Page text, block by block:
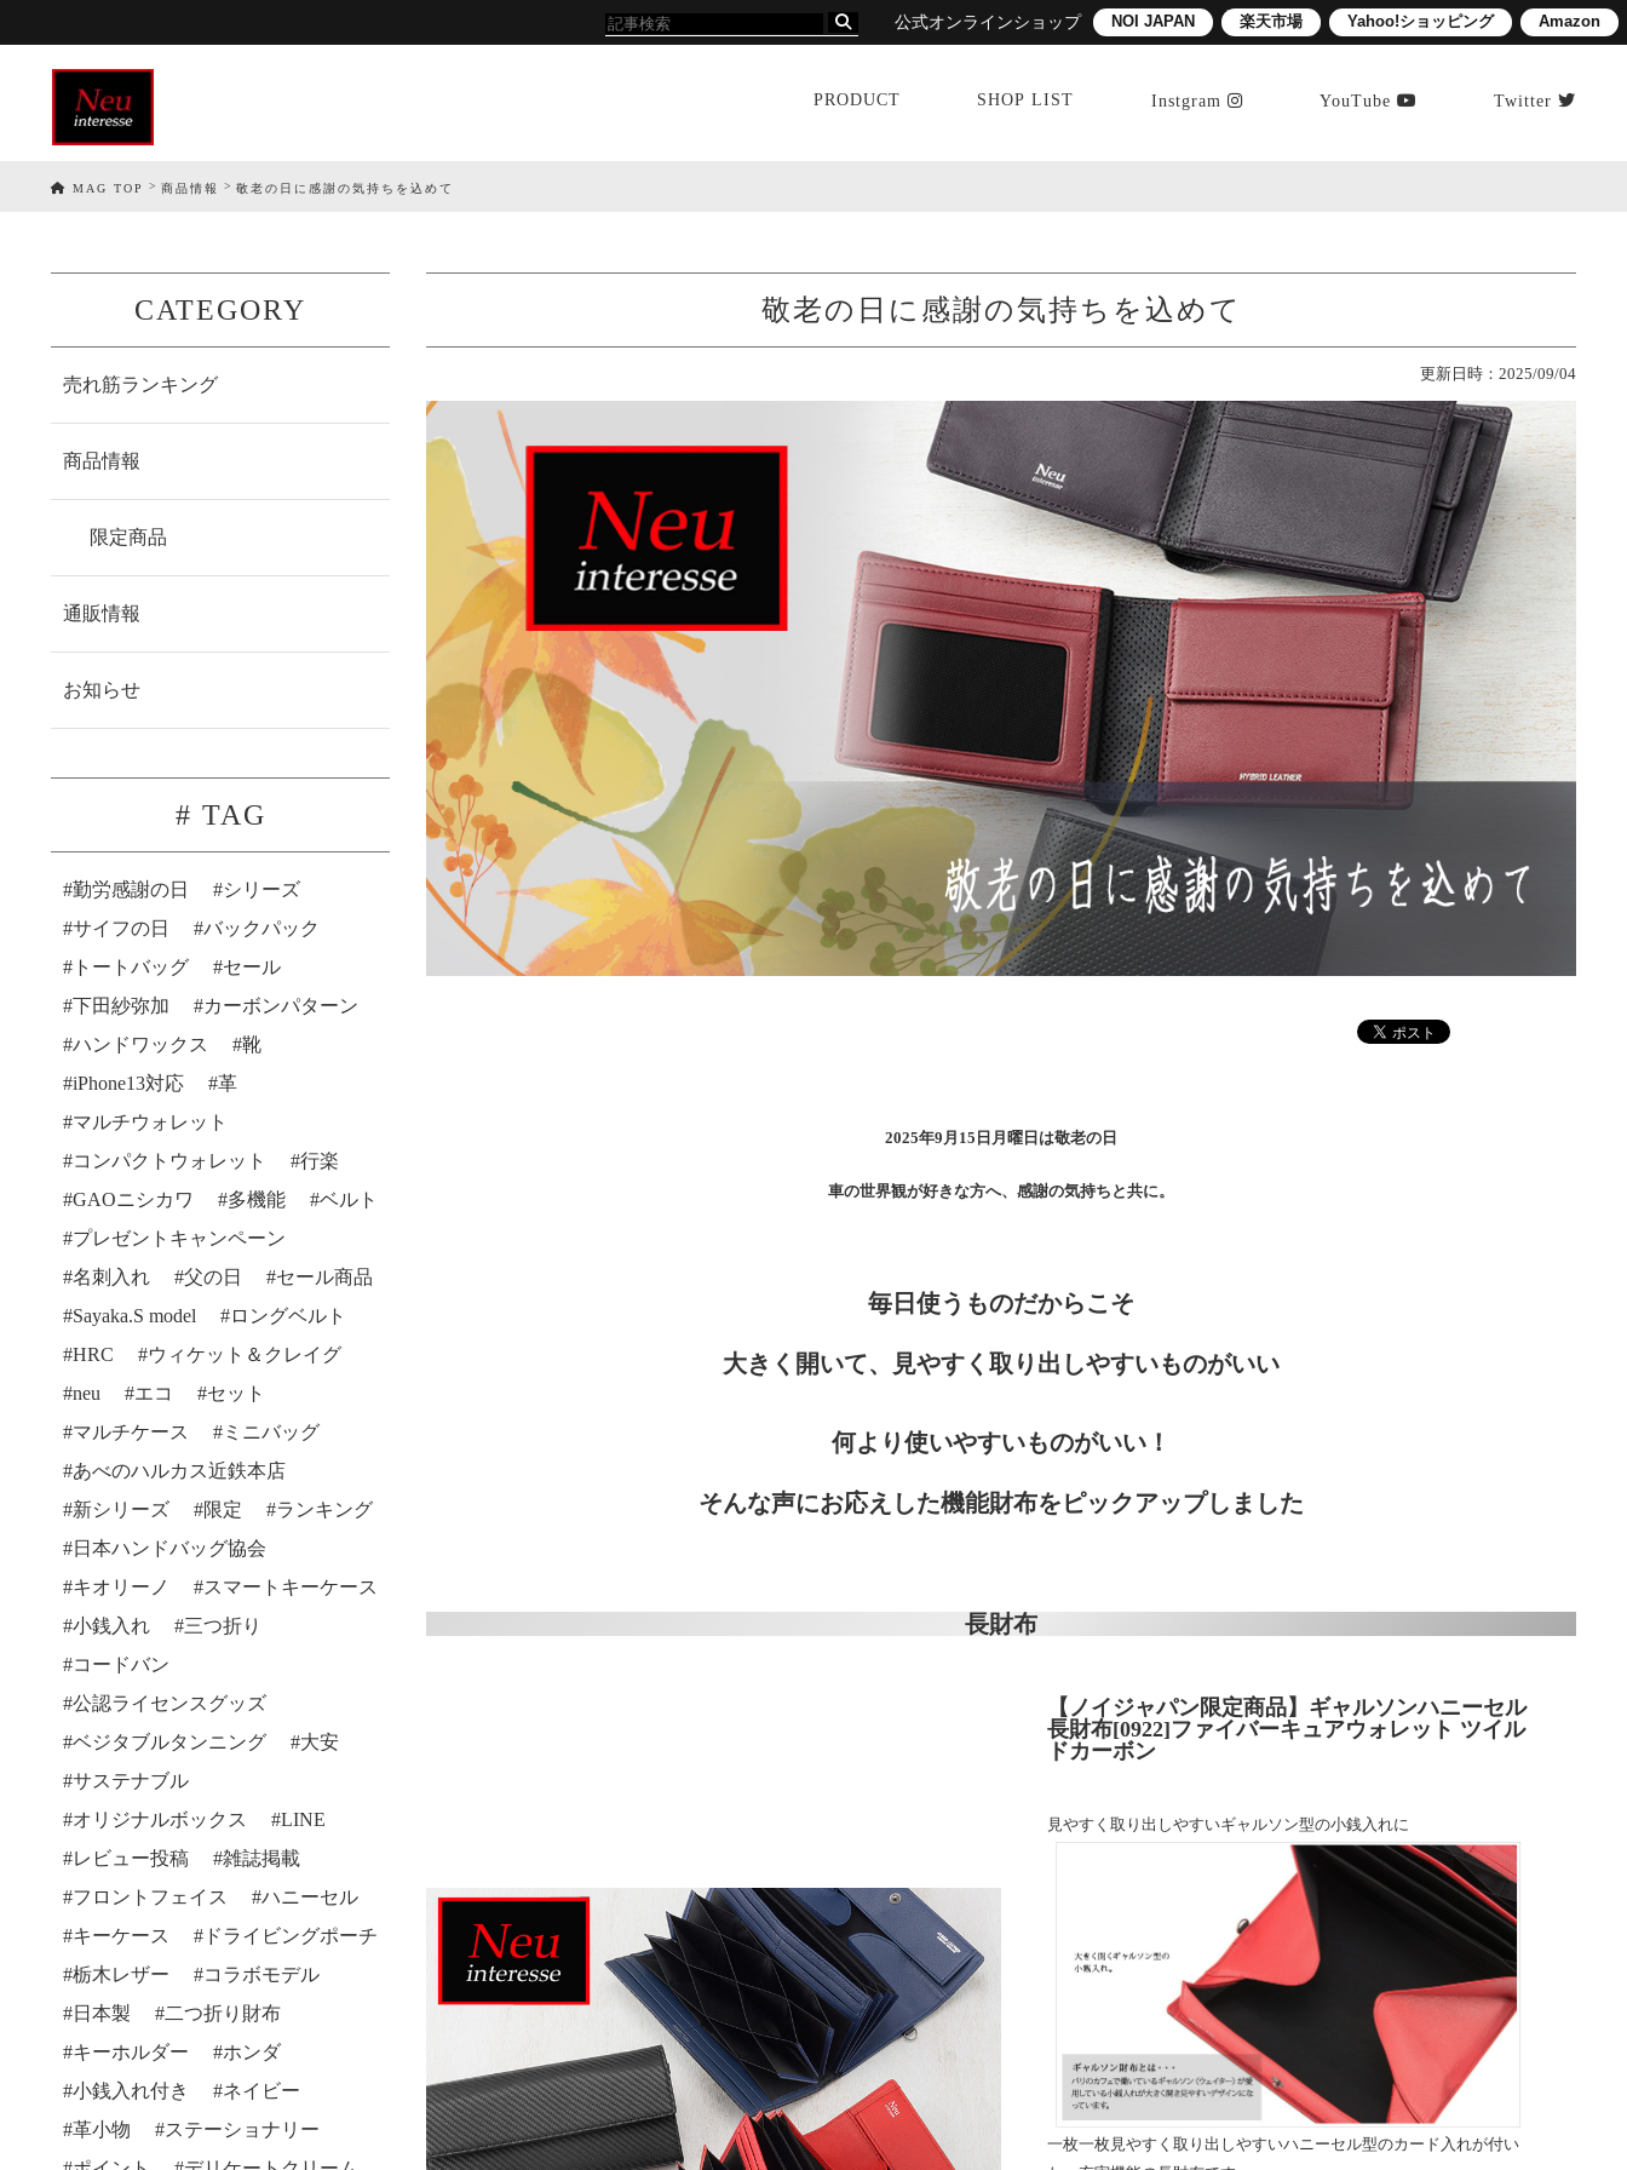
公式オンラインショップ NOI JAPAN 楽天市場 Yahoo!ショッピング Amazon
PRODUCT SHOP LIST Instgram YouTube Twitter
MAG TOP 商品情報 敬老の日に感謝の気持ちを込めて
CATEGORY
売れ筋ランキング
商品情報
限定商品
通販情報
お知らせ
# TAG
勤労感謝の日
シリーズ
サイフの日
バックパック
トートバッグ
セール
下田紗弥加
カーボンパターン
ハンドワックス
靴
iPhone13対応
革
マルチウォレット
コンパクトウォレット
行楽
GAOニシカワ
多機能
ベルト
プレゼントキャンペーン
名刺入れ
父の日
セール商品
Sayaka.S model
ロングベルト
HRC
ウィケット＆クレイグ
neu
エコ
セット
マルチケース
ミニバッグ
あべのハルカス近鉄本店
新シリーズ
限定
ランキング
日本ハンドバッグ協会
キオリーノ
スマートキーケース
小銭入れ
三つ折り
コードバン
公認ライセンスグッズ
ベジタブルタンニング
大安
サステナブル
オリジナルボックス
LINE
レビュー投稿
雑誌掲載
フロントフェイス
ハニーセル
キーケース
ドライビングポーチ
栃木レザー
コラボモデル
日本製
二つ折り財布
キーホルダー
ホンダ
小銭入れ付き
ネイビー
革小物
ステーショナリー
敬老の日に感謝の気持ちを込めて
更新日時：2025/09/04
2025年9月15日月曜日は敬老の日
車の世界観が好きな方へ、感謝の気持ちと共に。
毎日使うものだからこそ
大きく開いて、見やすく取り出しやすいものがいい
何より使いやすいものがいい！
そんな声にお応えした機能財布をピックアップしました
長財布
【ノイジャパン限定商品】ギャルソンハニーセル
長財布[0922]ファイバーキュアウォレット ツイル
ドカーボン
見やすく取り出しやすいギャルソン型の小銭入れに
一枚一枚見やすく取り出しやすいハニーセル型のカード入れが付い